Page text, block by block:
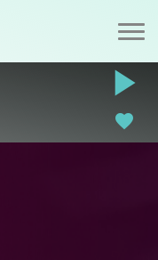
play_arrow
favorite